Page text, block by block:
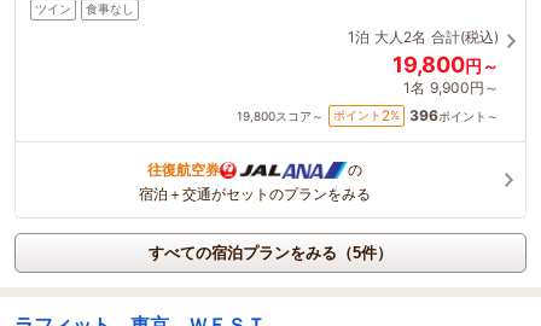
ツイン 食事なし
1泊 大人2名 合計(税込)
19,800円～
1名 9,900円～
19,800スコア～ ポイント 2% 396ポイント～
往復航空券
の
宿泊＋交通がセットのプランをみる
すべての宿泊プランをみる（5件）